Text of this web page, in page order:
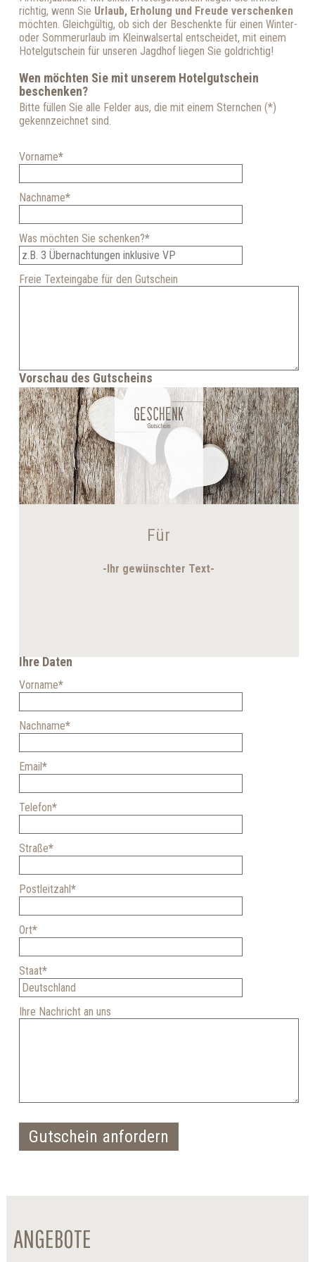
richtig, wenn Sie Urlaub, Erholung und Freude verschenken
möchten. Gleichgültig, ob sich der Beschenkte für einen Winter-
oder Sommerurlaub im Kleinwalsertal entscheidet, mit einem
Hotelgutschein für unseren Jagdhof liegen Sie goldrichtig!
Wen möchten Sie mit unserem Hotelgutschein
beschenken?
Bitte füllen Sie alle Felder aus, die mit einem Sternchen (*)
gekennzeichnet sind.
Vorname*
Nachname*
Was möchten Sie schenken?*
Freie Texteingabe für den Gutschein
Vorschau des Gutscheins
Für
- Ihr gewünschter Text-
Ihre Daten
Vorname*
Nachname*
Email*
Telefon*
Straße*
Postleitzahl*
Ort*
Staat*
Ihre Nachricht an uns
Gutschein anfordern
ANGEBOTE